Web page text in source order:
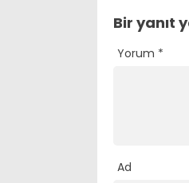
Bir yanıt
Yorum *
Ad